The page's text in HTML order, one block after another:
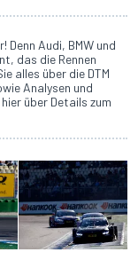
Denn Audi, BMW und
das die Rennen
alles über die DTM
Analysen und
über Details zum